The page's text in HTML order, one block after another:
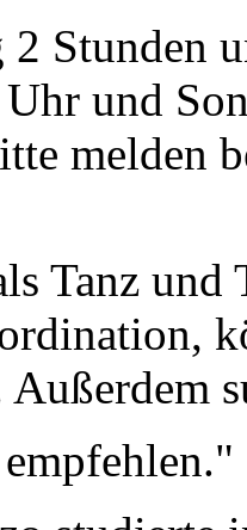
2 Stunden
Uhr und
melden
Tanz